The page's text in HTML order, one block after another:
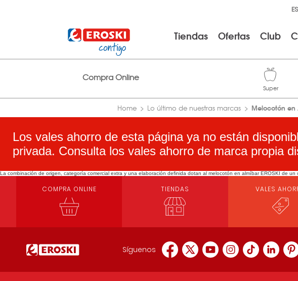
Tiendas Ofertas Club
Compra Online
Home Lo último de nuestras marcas Melocotón en
Los vales ahorro de esta página ya no están
privada. Consulta los vales ahorro de marca propia
La combinación de origen, categoría comercial extra y una elaboración definida dotan al melocotón en almíbar EROSKI de un
COMPRA ONLINE TIENDAS VALES
Síguenos